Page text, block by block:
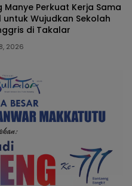
Manye Perkuat Kerja Sama
Wujudkan Sekolah
di Takalar
2026